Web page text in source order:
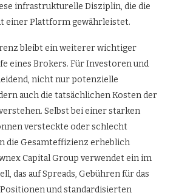
infrastrukturelle Disziplin, die die
einer Plattform gewährleistet.
bleibt ein weiterer wichtiger
eines Brokers. Für Investoren und
nicht nur potenzielle
auch die tatsächlichen Kosten der
Selbst bei einer starken
versteckte oder schlecht
die Gesamteffizienz erheblich
Capital Group verwendet ein im
das auf Spreads, Gebühren für das
und standardisierten